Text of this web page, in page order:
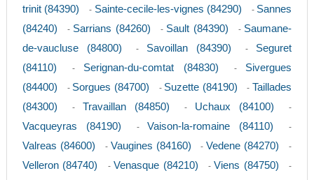
trinit (84390)
- Sainte-cecile-les-vignes (84290) - Sannes
(84240)
- Sarrians (84260) - Sault (84390) - Saumane-
de-vaucluse (84800)
- Savoillan (84390) - Seguret
(84110)
- Serignan-du-comtat (84830) - Sivergues
(84400)
- Sorgues (84700) - Suzette (84190) - Taillades
(84300)
- Travaillan (84850) - Uchaux (84100) -
Vacqueyras (84190) - Vaison-la-romaine (84110) -
Valreas (84600) - Vaugines (84160) - Vedene (84270) -
Velleron (84740) - Venasque (84210) - Viens (84750) -